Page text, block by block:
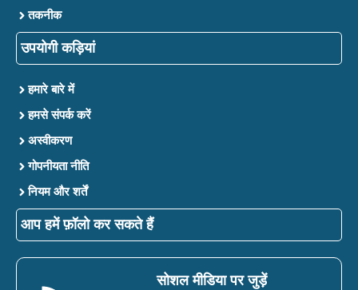
तकनीक
उपयोगी कड़ियां
हमारे बारे में
हमसे संपर्क करें
अस्वीकरण
गोपनीयता नीति
नियम और शर्तें
आप हमें फ़ॉलो कर सकते हैं
सोशल मीडिया पर जुड़ें